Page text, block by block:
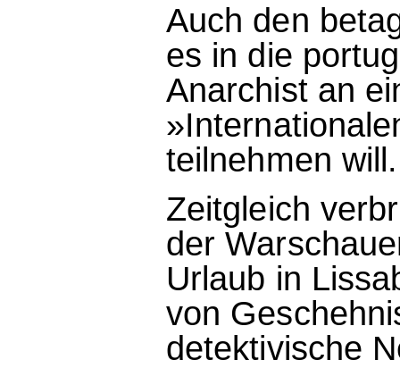
Auch den
es in die
Anarchist an
teilnehmen will.
Zeitgleich
der
Urlaub in
von
detektivische